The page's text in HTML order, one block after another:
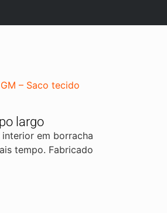
– Saco tecido
largo
em borracha
tempo. Fabricado